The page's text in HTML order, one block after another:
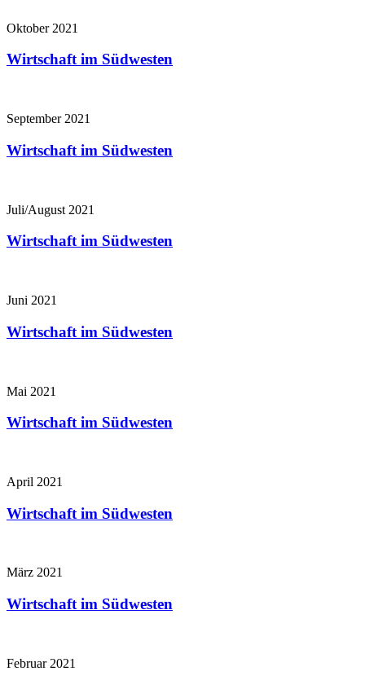
Oktober 2021
Wirtschaft im Südwesten
September 2021
Wirtschaft im Südwesten
Juli/August 2021
Wirtschaft im Südwesten
Juni 2021
Wirtschaft im Südwesten
Mai 2021
Wirtschaft im Südwesten
April 2021
Wirtschaft im Südwesten
März 2021
Wirtschaft im Südwesten
Februar 2021